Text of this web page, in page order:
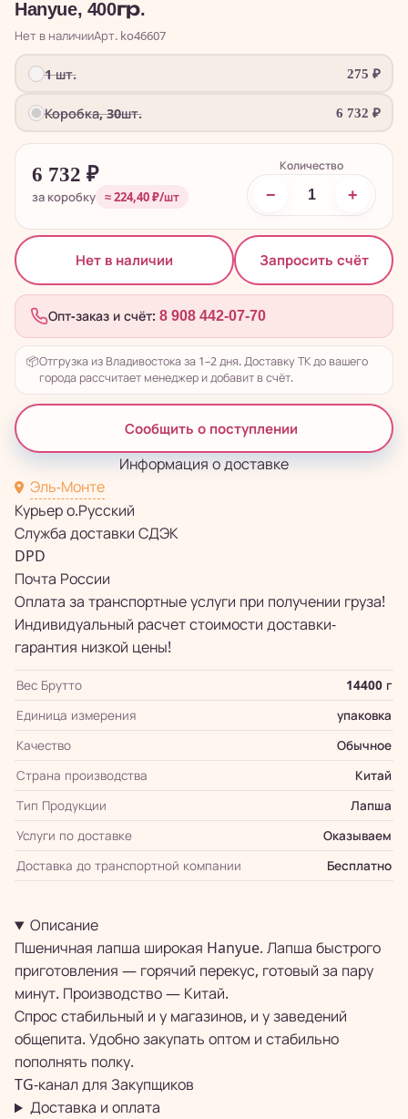
Hanyue, 400гр.
Нет в наличииАрт. ko46607
1 шт. 275 ₽
Коробка, 30шт. 6 732 ₽
6 732 ₽
за коробку ≈ 224,40 ₽/шт
Количество
− +
Нет в наличии Запросить счёт
Опт-заказ и счёт: 8 908 442-07-70
📦Отгрузка из Владивостока за 1–2 дня. Доставку ТК до вашего
города рассчитает менеджер и добавит в счёт.
Сообщить о поступлении
Информация о доставке
Эль-Монте
Курьер о.Русский
Служба доставки СДЭК
DPD
Почта России
Оплата за транспортные услуги при получении груза!
Индивидуальный расчет стоимости доставки-
гарантия низкой цены!
Вес Брутто
14400 г
Единица измерения
упаковка
Качество
Обычное
Страна производства
Китай
Тип Продукции
Лапша
Услуги по доставке
Оказываем
Доставка до транспортной компании
Бесплатно
Описание
Пшеничная лапша широкая Hanyue. Лапша быстрого
приготовления — горячий перекус, готовый за пару
минут. Производство — Китай.
Спрос стабильный и у магазинов, и у заведений
общепита. Удобно закупать оптом и стабильно
пополнять полку.
TG-канал для Закупщиков
Доставка и оплата